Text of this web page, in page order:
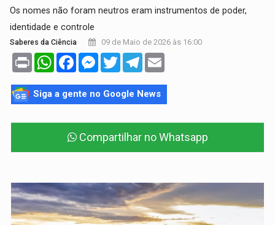
Os nomes não foram neutros eram instrumentos de poder,
identidade e controle
Saberes da Ciência 09 de Maio de 2026 às 16:00
Print WhatsAppFacebookMessenger
TwitterTelegram
Siga a gente no Google News
Compartilhar no Whatsapp